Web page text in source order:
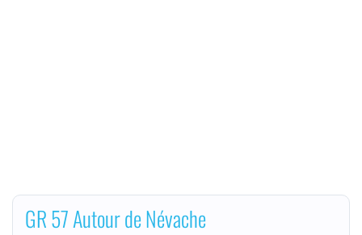
GR 57 Autour de Névache